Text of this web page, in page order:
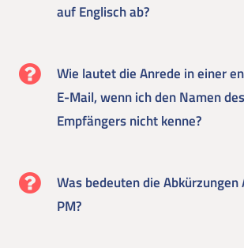
auf Englisch ab?
Wie lautet die Anrede in einer
E-Mail, wenn ich den Namen des
Empfängers nicht kenne?
Was bedeuten die Abkürzungen
PM?